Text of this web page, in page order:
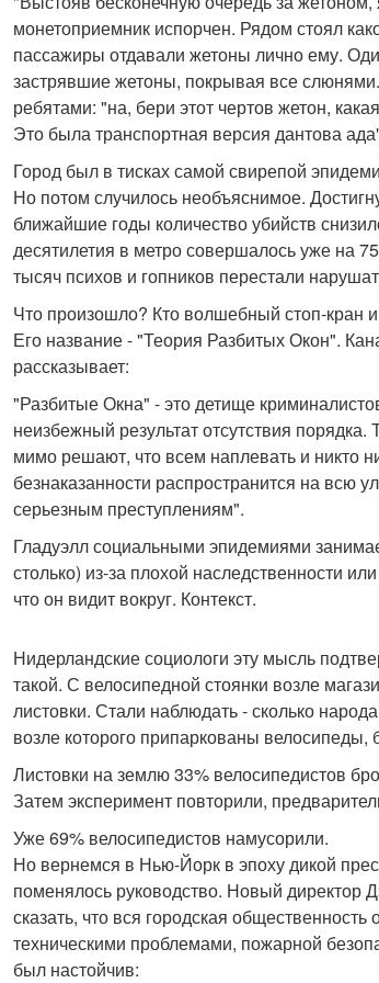
монетоприемник испорчен. Рядом стоял
пассажиры отдавали жетоны лично ему.
застрявшие жетоны, покрывая все
ребятами: "на, бери этот чертов жетон,
Это была транспортная версия дантова
Город был в тисках самой свирепой
Но потом случилось необъяснимое.
ближайшие годы количество убийств
десятилетия в метро совершалось уже на
тысяч психов и гопников перестали
Что произошло? Кто волшебный стоп-кран
Его название - "Теория Разбитых Окон".
рассказывает:
"Разбитые Окна" - это детище
неизбежный результат отсутствия
мимо решают, что всем наплевать и никто
безнаказанности распространится на всю
серьезным преступлениям".
Гладуэлл социальными эпидемиями
столько) из-за плохой наследственности
что он видит вокруг. Контекст.
Нидерландские социологи эту мысль
такой. С велосипедной стоянки возле
листовки. Стали наблюдать - сколько
возле которого припаркованы велосипеды,
Листовки на землю 33% велосипедистов
Затем эксперимент повторили,
Уже 69% велосипедистов намусорили.
Но вернемся в Нью-Йорк в эпоху дикой
поменялось руководство. Новый директор
сказать, что вся городская
техническими проблемами, пожарной
был настойчив: